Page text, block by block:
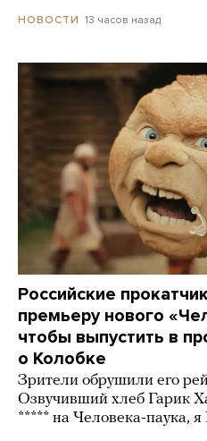
НОВОСТИ 13 часов назад
Российские
премьеру нового
чтобы выпустить в
о Колобке
Зрители обрушили его
Озвучивший хлеб Гарик
***** на Человека-паука,